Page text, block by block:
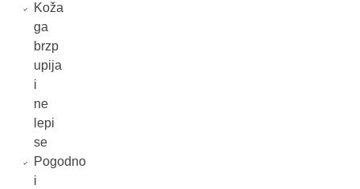
Koža
ga
brzp
upija
i
ne
lepi
se
Pogodno
i